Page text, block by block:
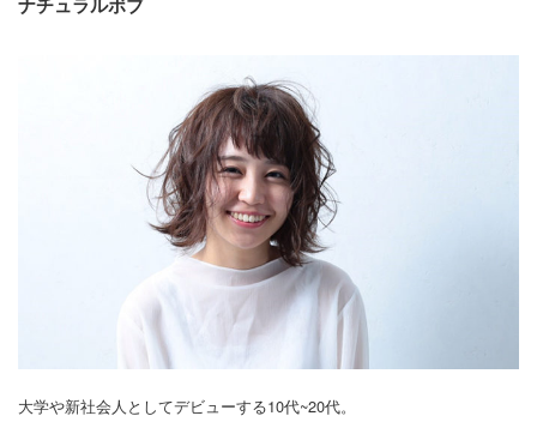
ナチュラルボブ
大学や新社会人としてデビューする10代~20代。